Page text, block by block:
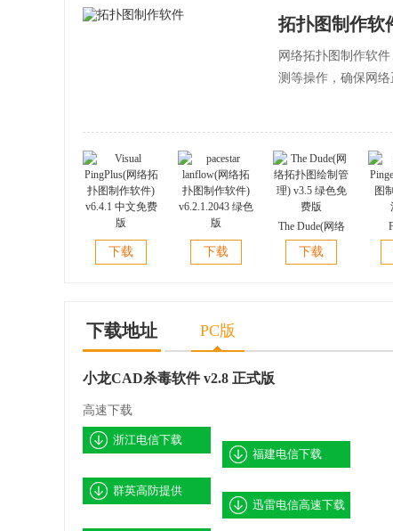
拓扑图制作软
网络拓扑图制作软
测等操作，确保网
Visual
PingPlus(网络拓
下载
pacestar
lanflow(网络拓
下载
The Dude(网络
拓扑图绘制管
理) v3.5 绿色免
下载
图
下载地址 PC版
小龙CAD杀毒软件 v2.8 正式版
高速下载
浙江电信下载
福建电信下载
群英高防提供
迅雷电信高速下载